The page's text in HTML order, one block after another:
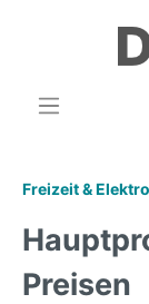
Freizeit & Elektro
Preisen